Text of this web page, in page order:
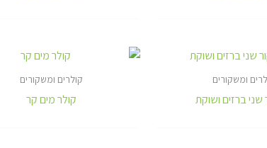
ומשקורים
ברזים ושוקת
קולרים ומשקורים
קולר מים קר